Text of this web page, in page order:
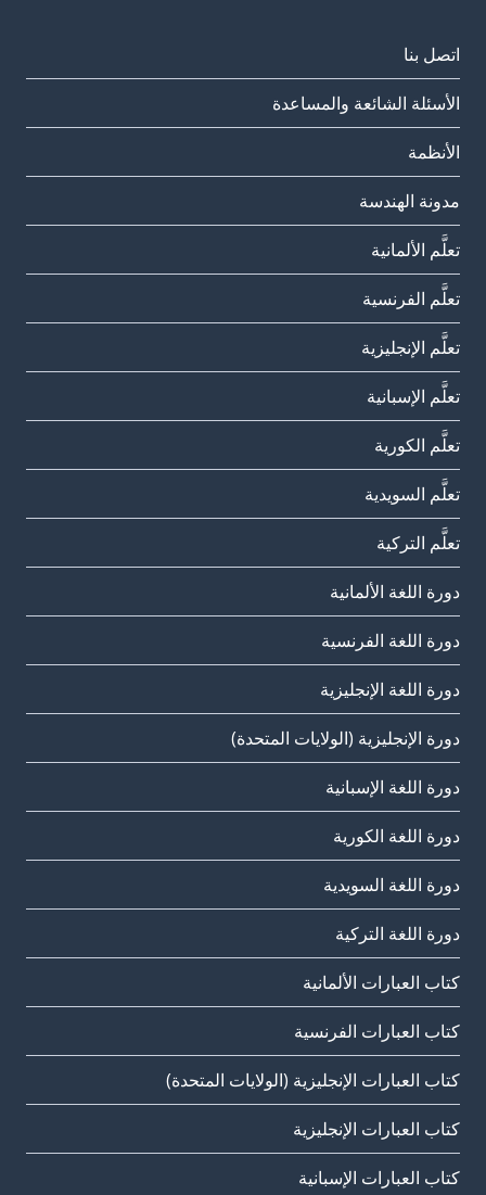
اتصل بنا
الأسئلة الشائعة والمساعدة
الأنظمة
مدونة الهندسة
تعلَّم الألمانية
تعلَّم الفرنسية
تعلَّم الإنجليزية
تعلَّم الإسبانية
تعلَّم الكورية
تعلَّم السويدية
تعلَّم التركية
دورة اللغة الألمانية
دورة اللغة الفرنسية
دورة اللغة الإنجليزية
دورة الإنجليزية (الولايات المتحدة)
دورة اللغة الإسبانية
دورة اللغة الكورية
دورة اللغة السويدية
دورة اللغة التركية
كتاب العبارات الألمانية
كتاب العبارات الفرنسية
كتاب العبارات الإنجليزية (الولايات المتحدة)
كتاب العبارات الإنجليزية
كتاب العبارات الإسبانية